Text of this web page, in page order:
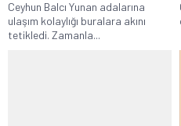
Ceyhun Balcı Yunan adalarına
ulaşım kolaylığı buralara akını
tetikledi. Zamanla...